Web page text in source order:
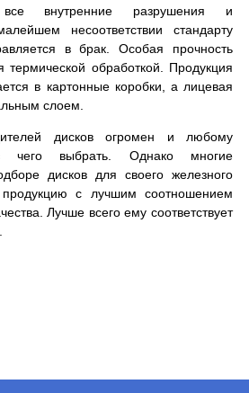
все внутренние разрушения и
несоответствии стандарту
в брак. Особая прочность
термической обработкой. Продукция
в картонные коробки, а лицевая
слоем.
дисков огромен и любому
чего выбрать. Однако многие
дисков для своего железного
продукцию с лучшим соотношением
Лучше всего ему соответствует